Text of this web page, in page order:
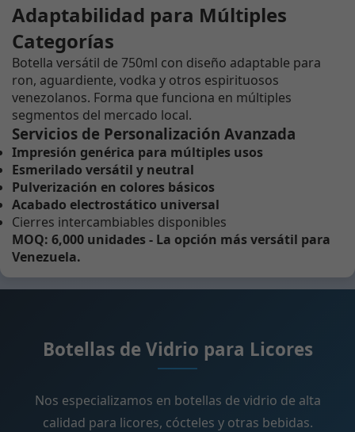
Adaptabilidad para Múltiples
Categorías
Botella versátil de 750ml con diseño adaptable para
ron, aguardiente, vodka y otros espirituosos
venezolanos. Forma que funciona en múltiples
segmentos del mercado local.
Servicios de Personalización Avanzada
Impresión genérica para múltiples usos
Esmerilado versátil y neutral
Pulverización en colores básicos
Acabado electrostático universal
Cierres intercambiables disponibles
MOQ: 6,000 unidades - La opción más versátil para
Venezuela.
Botellas de Vidrio para Licores
Nos especializamos en botellas de vidrio de alta
calidad para licores, cócteles y otras bebidas.